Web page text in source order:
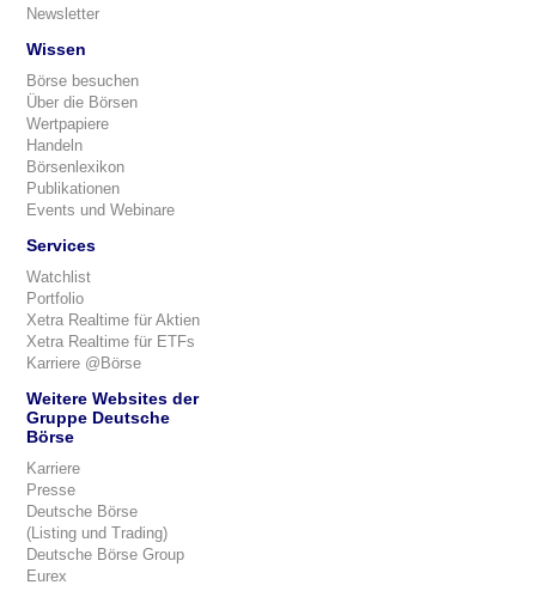
Newsletter
Wissen
Börse besuchen
Über die Börsen
Wertpapiere
Handeln
Börsenlexikon
Publikationen
Events und Webinare
Services
Watchlist
Portfolio
Xetra Realtime für Aktien
Xetra Realtime für ETFs
Karriere @Börse
Weitere Websites der
Gruppe Deutsche
Börse
Karriere
Presse
Deutsche Börse
(Listing und Trading)
Deutsche Börse Group
Eurex